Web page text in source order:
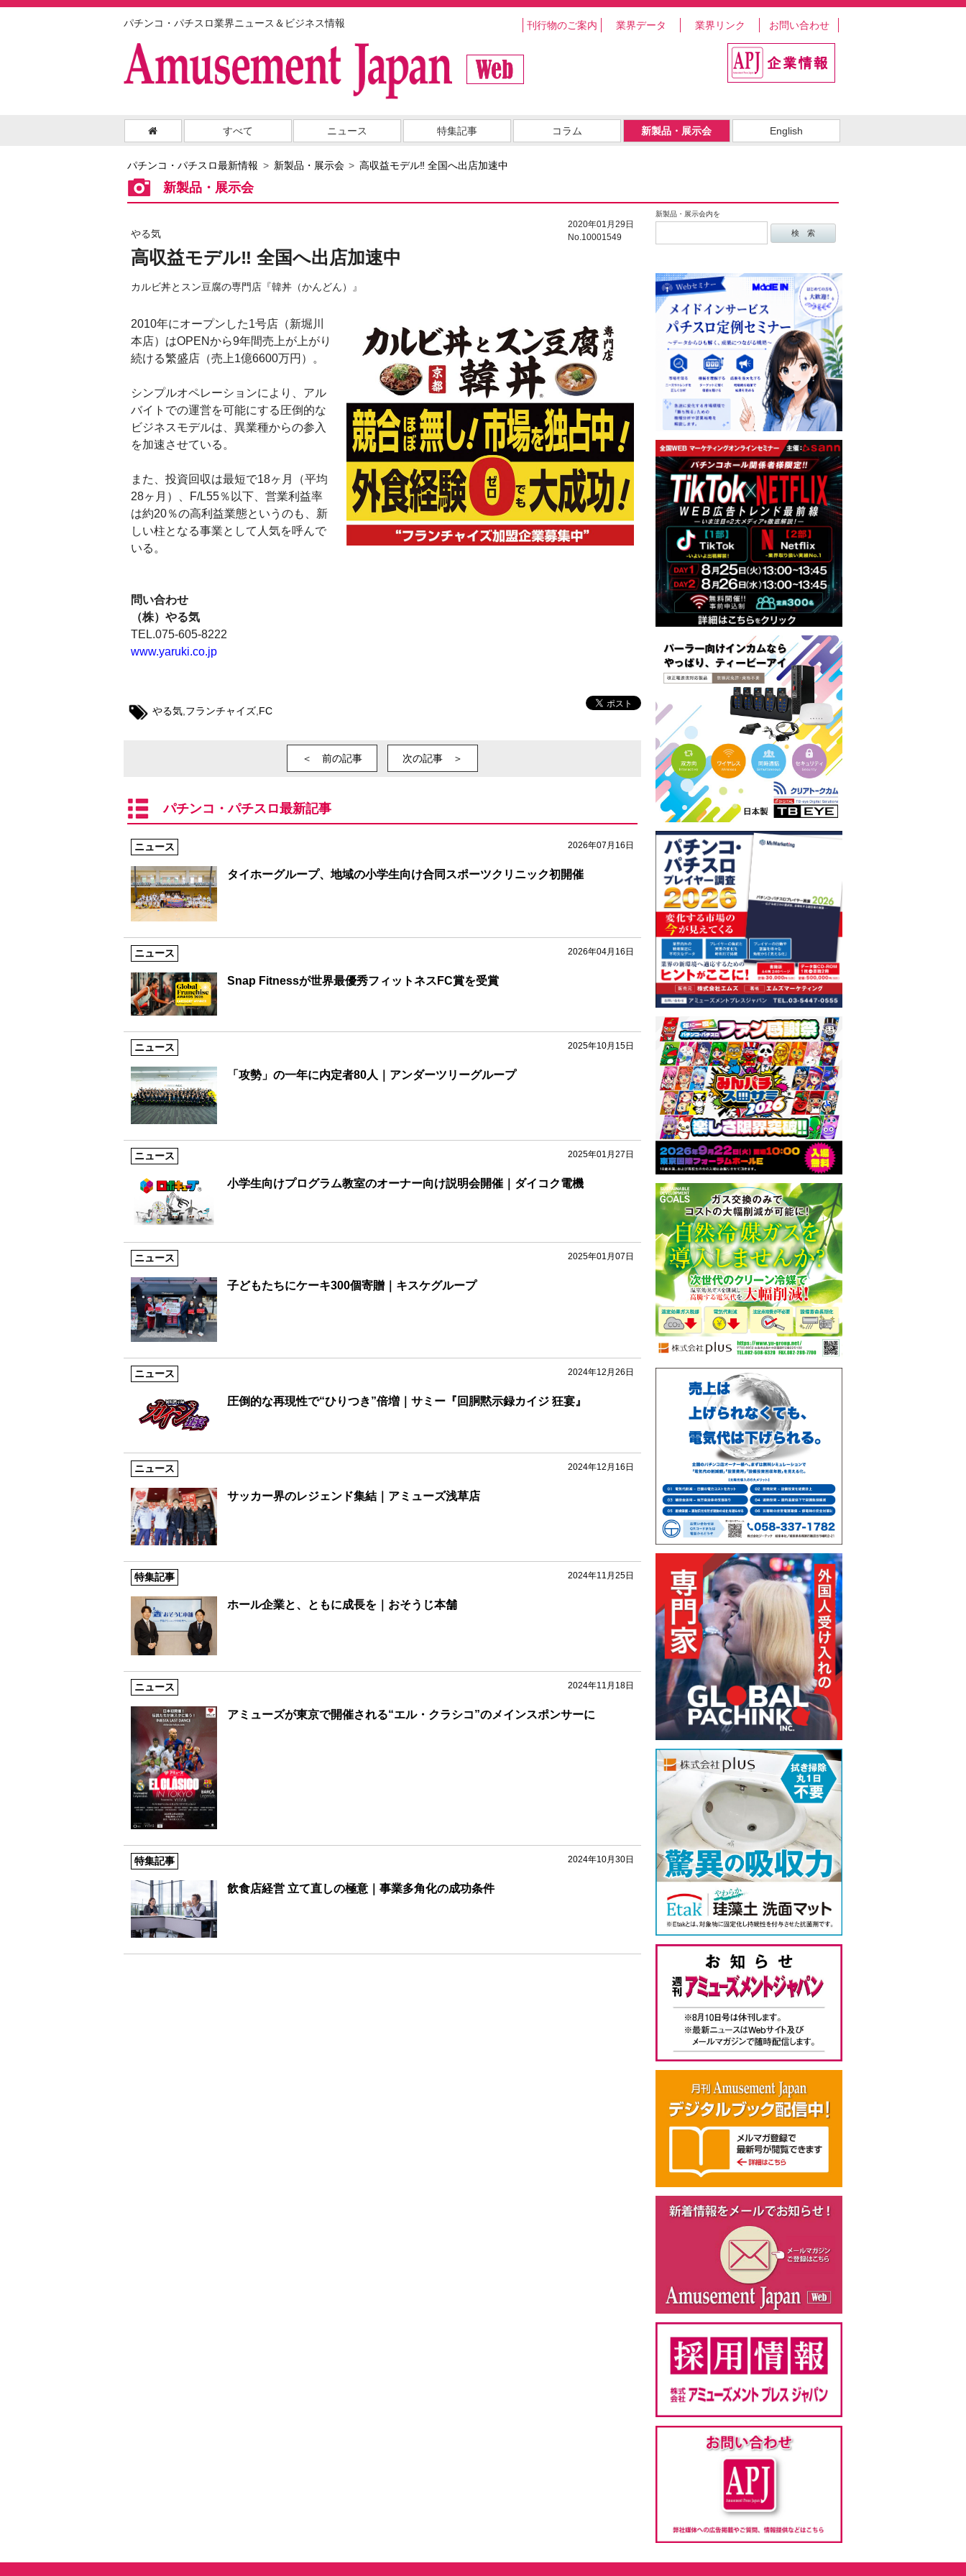
パチンコ・パチスロ業界ニュース＆ビジネス情報 刊行物のご案内 業界データ 業界リンク お問い合わせ
すべて ニュース 特集記事 コラム 新製品・展示会 English
パチンコ・パチスロ最新情報 新製品・展示会 高収益モデル‼ 全国へ出店加速中
新製品・展示会
新製品・展示会内を
2020年01月29日
No.10001549
やる気
高収益モデル‼ 全国へ出店加速中
カルビ丼とスン豆腐の専門店『韓丼（かんどん）』
2010年にオープンした1号店（新堀川
本店）はOPENから9年間売上が上がり
続ける繁盛店（売上1億6600万円）。
シンプルオペレーションにより、アル
バイトでの運営を可能にする圧倒的な
ビジネスモデルは、異業種からの参入
を加速させている。
また、投資回収は最短で18ヶ月（平均
28ヶ月）、F/L55％以下、営業利益率
は約20％の高利益業態というのも、新
しい柱となる事業として人気を呼んで
いる。
問い合わせ
（株）やる気
TEL.075-605-8222
www.yaruki.co.jp
やる気,フランチャイズ,FC
＜ 前の記事 次の記事 ＞
パチンコ・パチスロ最新記事
2026年07月16日
ニュース
タイホーグループ、地域の小学生向け合同スポーツクリニック初開催
2026年04月16日
ニュース
Snap Fitnessが世界最優秀フィットネスFC賞を受賞
2025年10月15日
ニュース
「攻勢」の一年に内定者80人｜アンダーツリーグループ
2025年01月27日
ニュース
小学生向けプログラム教室のオーナー向け説明会開催｜ダイコク電機
2025年01月07日
ニュース
子どもたちにケーキ300個寄贈｜キスケグループ
2024年12月26日
ニュース
圧倒的な再現性で“ひりつき”倍増｜サミー『回胴黙示録カイジ 狂宴』
2024年12月16日
ニュース
サッカー界のレジェンド集結｜アミューズ浅草店
2024年11月25日
特集記事
ホール企業と、ともに成長を｜おそうじ本舗
2024年11月18日
ニュース
アミューズが東京で開催される“エル・クラシコ”のメインスポンサーに
2024年10月30日
特集記事
飲食店経営 立て直しの極意｜事業多角化の成功条件